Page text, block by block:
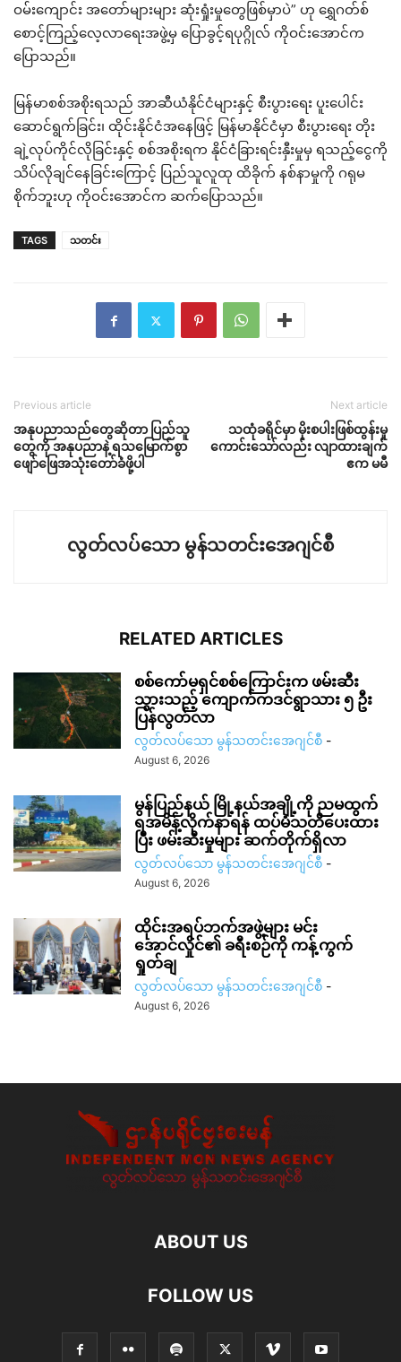
ဝမ်းကျောင်း အတော်များများ ဆုံးရှုံးမှုတွေဖြစ်မှာပဲ” ဟု ရွှေဂတ်စ်
စောင့်ကြည့်လေ့လာရေးအဖွဲ့မှ ပြောခွင့်ရပုဂ္ဂိုလ် ကိုဝင်းအောင်က
ပြောသည်။
မြန်မာစစ်အစိုးရသည် အာဆီယံနိုင်ငံများနှင့် စီးပွားရေး ပူးပေါင်း
ဆောင်ရွက်ခြင်း၊ ထိုင်းနိုင်ငံအနေဖြင့် မြန်မာနိုင်ငံမှာ စီးပွားရေး တိုး
ချဲ့လုပ်ကိုင်လိုခြင်းနှင့် စစ်အစိုးရက နိုင်ငံခြားရင်းနှီးမှုမှ ရသည့်ငွေကို
သိပ်လိုချင်နေခြင်းကြောင့် ပြည်သူလူထု ထိခိုက် နစ်နာမှုကို ဂရုမ
စိုက်ဘူးဟု ကိုဝင်းအောင်က ဆက်ပြောသည်။
TAGS သတင်း
Previous article
အနုပညာသည်တွေဆိုတာ ပြည်သူ
တွေကို အနုပညာနဲ့ ရသမြောက်စွာ
ဖျော်ဖြေအသုံးတော်ခံဖို့ပါ
Next article
သထုံခရိုင်မှာ မိုးစပါးဖြစ်ထွန်းမှု
ကောင်းသော်လည်း လျာထားချက်
ဧက မမီ
လွတ်လပ်သော မွန်သတင်းအေဂျင်စီ
RELATED ARTICLES
စစ်ကော်မရှင်စစ်ကြောင်းက ဖမ်းဆီး
သွားသည့် ကျောက်ကဒင်ရွာသား ၅ ဦး
ပြန်လွတ်လာ
လွတ်လပ်သော မွန်သတင်းအေဂျင်စီ -
August 6, 2026
မွန်ပြည်နယ် မြို့နယ်အချို့ကို ညမထွက်
ရအမိန့်လိုက်နာရန် ထပ်မံသတိပေးထား
ပြီး ဖမ်းဆီးမှုများ ဆက်တိုက်ရှိလာ
လွတ်လပ်သော မွန်သတင်းအေဂျင်စီ -
August 6, 2026
ထိုင်းအရပ်ဘက်အဖွဲ့များ မင်း
အောင်လှိုင်၏ ခရီးစဉ်ကို ကန့်ကွက်
ရှုတ်ချ
လွတ်လပ်သော မွန်သတင်းအေဂျင်စီ -
August 6, 2026
ABOUT US
FOLLOW US